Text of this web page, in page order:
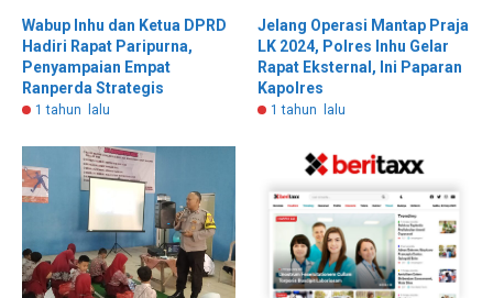
Wabup Inhu dan Ketua DPRD
Hadiri Rapat Paripurna,
Penyampaian Empat
Ranperda Strategis
1 tahun lalu
Jelang Operasi Mantap Praja
LK 2024, Polres Inhu Gelar
Rapat Eksternal, Ini Paparan
Kapolres
1 tahun lalu